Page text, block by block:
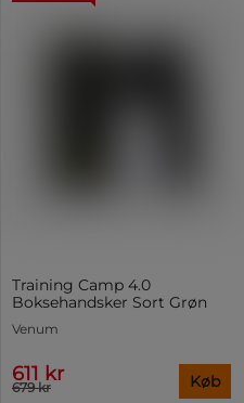
Training Camp 4.0
Boksehandsker Sort Grøn
Venum
611 kr
679 kr Køb